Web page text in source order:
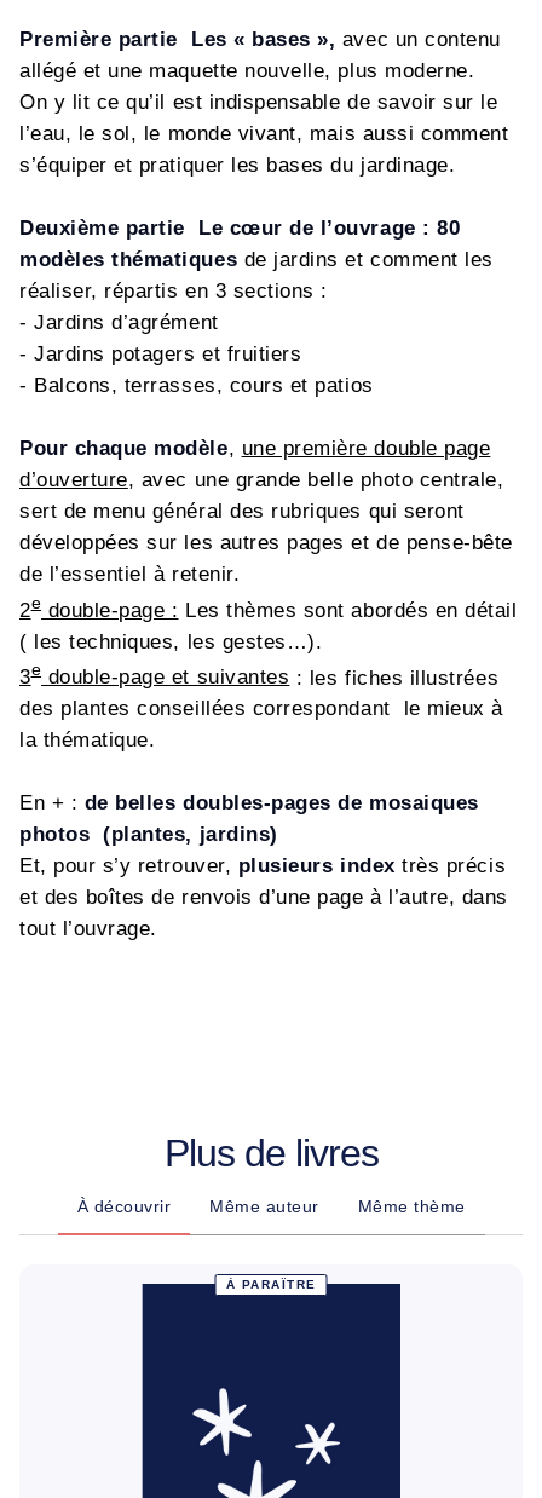
Première partie Les « bases », avec un contenu
allégé et une maquette nouvelle, plus moderne.
On y lit ce qu’il est indispensable de savoir sur le
l’eau, le sol, le monde vivant, mais aussi comment
s’équiper et pratiquer les bases du jardinage.
Deuxième partie Le cœur de l’ouvrage : 80
modèles thématiques de jardins et comment les
réaliser, répartis en 3 sections :
- Jardins d’agrément
- Jardins potagers et fruitiers
- Balcons, terrasses, cours et patios
Pour chaque modèle, une première double page
d’ouverture, avec une grande belle photo centrale,
sert de menu général des rubriques qui seront
développées sur les autres pages et de pense-bête
de l’essentiel à retenir.
2e double-page : Les thèmes sont abordés en détail
( les techniques, les gestes…).
3e double-page et suivantes : les fiches illustrées
des plantes conseillées correspondant le mieux à
la thématique.
En + : de belles doubles-pages de mosaiques
photos (plantes, jardins)
Et, pour s’y retrouver, plusieurs index très précis
et des boîtes de renvois d’une page à l’autre, dans
tout l’ouvrage.
Plus de livres
À découvrir Même auteur Même thème
À PARAÎTRE